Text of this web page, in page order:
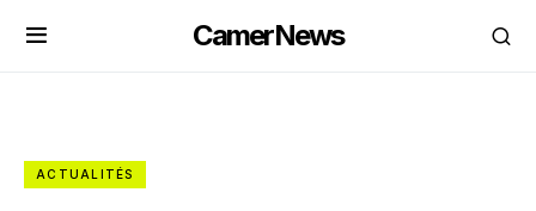
CamerNews
ACTUALITÉS